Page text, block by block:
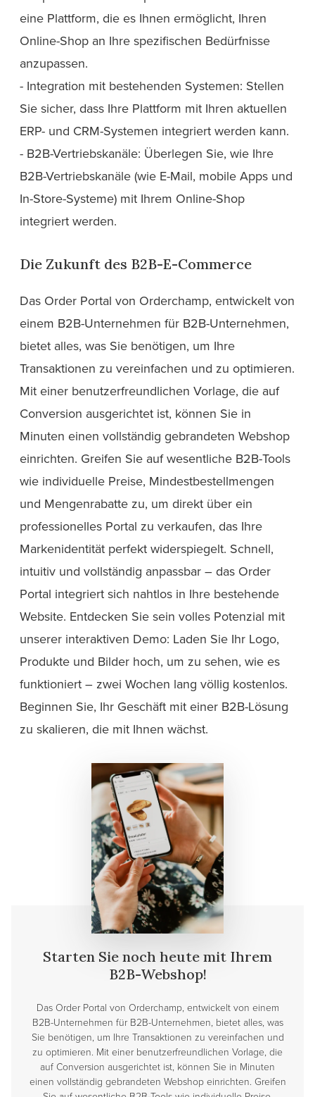
eine Plattform, die es Ihnen ermöglicht, Ihren
Online-Shop an Ihre spezifischen Bedürfnisse
anzupassen.
- Integration mit bestehenden Systemen: Stellen
Sie sicher, dass Ihre Plattform mit Ihren aktuellen
ERP- und CRM-Systemen integriert werden kann.
- B2B-Vertriebskanäle: Überlegen Sie, wie Ihre
B2B-Vertriebskanäle (wie E-Mail, mobile Apps und
In-Store-Systeme) mit Ihrem Online-Shop
integriert werden.
Die Zukunft des B2B-E-Commerce
Das Order Portal von Orderchamp, entwickelt von
einem B2B-Unternehmen für B2B-Unternehmen,
bietet alles, was Sie benötigen, um Ihre
Transaktionen zu vereinfachen und zu optimieren.
Mit einer benutzerfreundlichen Vorlage, die auf
Conversion ausgerichtet ist, können Sie in
Minuten einen vollständig gebrandeten Webshop
einrichten. Greifen Sie auf wesentliche B2B-Tools
wie individuelle Preise, Mindestbestellmengen
und Mengenrabatte zu, um direkt über ein
professionelles Portal zu verkaufen, das Ihre
Markenidentität perfekt widerspiegelt. Schnell,
intuitiv und vollständig anpassbar – das Order
Portal integriert sich nahtlos in Ihre bestehende
Website. Entdecken Sie sein volles Potenzial mit
unserer interaktiven Demo: Laden Sie Ihr Logo,
Produkte und Bilder hoch, um zu sehen, wie es
funktioniert – zwei Wochen lang völlig kostenlos.
Beginnen Sie, Ihr Geschäft mit einer B2B-Lösung
zu skalieren, die mit Ihnen wächst.
Starten Sie noch heute mit Ihrem
B2B-Webshop!
Das Order Portal von Orderchamp, entwickelt von einem
B2B-Unternehmen für B2B-Unternehmen, bietet alles, was
Sie benötigen, um Ihre Transaktionen zu vereinfachen und
zu optimieren. Mit einer benutzerfreundlichen Vorlage, die
auf Conversion ausgerichtet ist, können Sie in Minuten
einen vollständig gebrandeten Webshop einrichten. Greifen